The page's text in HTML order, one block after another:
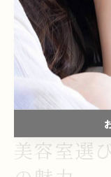
「疲れが取れてス
ています。西葛西
るために雰囲気づ
ての方も安心して
美容室選